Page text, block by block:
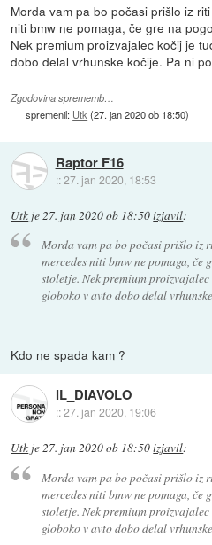
Morda vam pa bo počasi prišlo iz
niti bmw ne pomaga, če gre na
Nek premium proizvajalec kočij je
dobo delal vrhunske kočije. Pa ni
Zgodovina sprememb…
spremenil: Utk (27. jan 2020 ob 18:50)
Raptor F16
::27. jan 2020, 18:53
Utk je 27. jan 2020 ob 18:50izjavil:
Morda vam pa bo počasi prišlo iz
mercedes niti bmw ne pomaga, če
stoletje. Nek premium
globoko v avto dobo delal
Kdo ne spada kam ?
IL_DIAVOLO
::27. jan 2020, 19:06
Utk je27. jan 2020 ob 18:50izjavil:
Morda vam pa bo počasi prišlo iz
mercedes niti bmw ne pomaga, če
stoletje. Nek premium
globoko v avto dobo delal